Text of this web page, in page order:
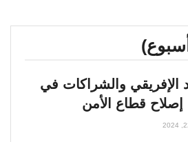
الإفريقي والشراكات في
قطاع الأمن